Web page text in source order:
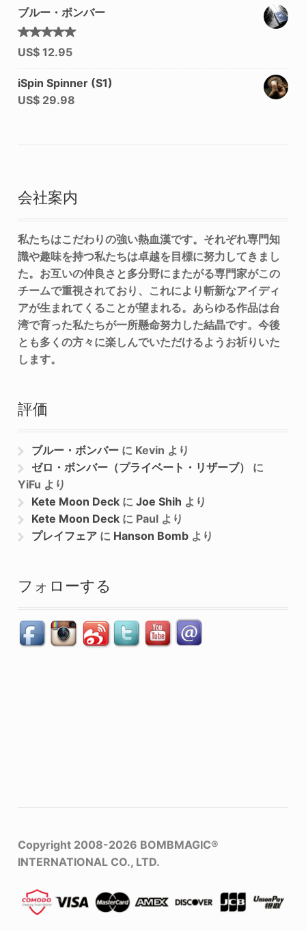
ブルー・ボンバー
5段階中
4.92の
US$12.95
iSpin Spinner (S1)
US$29.98
会社案内
私たちはこだわりの強い熱血漢です。それぞれ専門知
識や趣味を持つ私たちは卓越を目標に努力してきまし
た。お互いの仲良さと多分野にまたがる専門家がこの
チームで重視されており、これにより斬新なアイディ
アが生まれてくることが望まれる。あらゆる作品は台
湾で育った私たちが一所懸命努力した結晶です。今後
とも多くの方々に楽しんでいただけるようお祈りいた
します。
評価
ブルー・ボンバー に Kevin より
ゼロ・ボンバー（プライベート・リザーブ）
に
YiFu より
Kete Moon Deck にJoe Shih より
Kete Moon Deck に Paul より
プレイフェア に Hanson Bomb より
フォローする
Copyright 2008-2026 BOMBMAGIC®
INTERNATIONAL CO., LTD.